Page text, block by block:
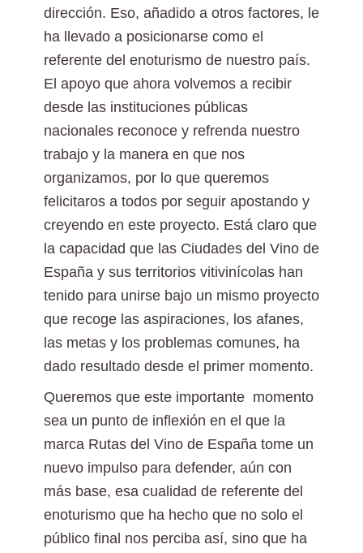
dirección. Eso, añadido a otros factores, le
ha llevado a posicionarse como el
referente del enoturismo de nuestro país.
El apoyo que ahora volvemos a recibir
desde las instituciones públicas
nacionales reconoce y refrenda nuestro
trabajo y la manera en que nos
organizamos, por lo que queremos
felicitaros a todos por seguir apostando y
creyendo en este proyecto. Está claro que
la capacidad que las Ciudades del Vino de
España y sus territorios vitivinícolas han
tenido para unirse bajo un mismo proyecto
que recoge las aspiraciones, los afanes,
las metas y los problemas comunes, ha
dado resultado desde el primer momento.
Queremos que este importante momento
sea un punto de inflexión en el que la
marca Rutas del Vino de España tome un
nuevo impulso para defender, aún con
más base, esa cualidad de referente del
enoturismo que ha hecho que no solo el
público final nos perciba así, sino que ha